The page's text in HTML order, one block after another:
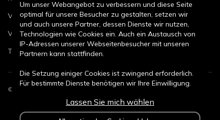
Verkaufsbedingungen Neuwagen
Verkaufsbedingungen Gebrauchtwagen
Teileverkaufsbedingungen
© CSB Schimmel Automobile GmbH. Alle Rechte vorbehalten.
Um unser Webangebot zu verbessern und diese Seite
optimal für unsere Besucher zu gestalten, setzen wir
und auch unsere Partner, dessen Dienste wir nutzen,
Technologien wie Cookies ein. Auch ein Austausch von
IP-Adressen unserer Webseitenbesucher mit unseren
Partnern kann stattfinden.
Die Setzung einiger Cookies ist zwingend erforderlich.
Für bestimmte Dienste benötigen wir Ihre Einwilligung.
Durch den Klick auf „Alle Cookies akzeptieren“, willigen
Sie (jederzeit für die Zukunft widerruflich) in alle
Lassen Sie mich wählen